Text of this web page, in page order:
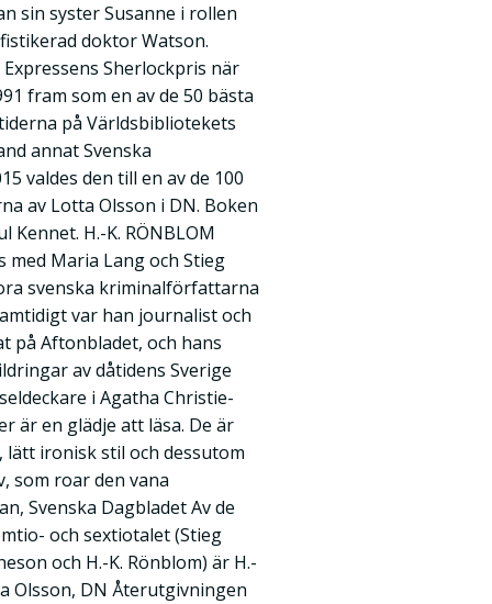
sin syster Susanne i rollen
doktor Watson.
Sherlockpris när
fram som en av de 50 bästa
på Världsbibliotekets
annat Svenska
valdes den till en av de 100
av Lotta Olsson i DN. Boken
Kennet. H.-K. RÖNBLOM
med Maria Lang och Stieg
svenska kriminalförfattarna
var han journalist och
på Aftonbladet, och hans
av dåtidens Sverige
i Agatha Christie-
är en glädje att läsa. De är
ironisk stil och dessutom
som roar den vana
Svenska Dagbladet Av de
och sextiotalet (Stieg
och H.-K. Rönblom) är H.-
Olsson, DN Återutgivningen